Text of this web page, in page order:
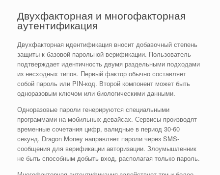
Двухфакторная и многофакторная
аутентификация
Двухфакторная идентификация вносит добавочный степень
защиты к базовой парольной верификации. Пользователь
подтверждает идентичность двумя раздельными подходами
из несходных типов. Первый фактор обычно составляет
собой пароль или PIN-код. Второй компонент может быть
одноразовым ключом или биологическими данными.
Одноразовые пароли генерируются специальными
программами на мобильных девайсах. Сервисы производят
временные сочетания цифр, валидные в период 30-60
секунд. Dragon Money направляет пароли через SMS-
сообщения для верификации авторизации. Злоумышленник
не быть способным добыть вход, располагая только пароль.